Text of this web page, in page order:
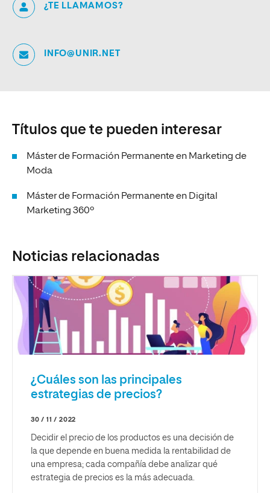
¿TE LLAMAMOS?
INFO@UNIR.NET
Títulos que te pueden interesar
Máster de Formación Permanente en Marketing de
Moda
Máster de Formación Permanente en Digital
Marketing 360º
Noticias relacionadas
¿Cuáles son las principales
estrategias de precios?
30 / 11 / 2022
Decidir el precio de los productos es una decisión de
la que depende en buena medida la rentabilidad de
una empresa; cada compañía debe analizar qué
estrategia de precios es la más adecuada.